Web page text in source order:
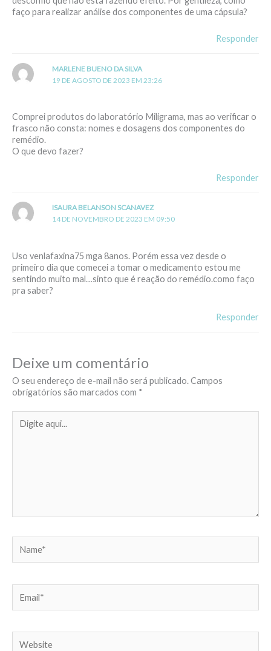
faço para realizar análise dos componentes de uma cápsula?
Responder
MARLENE BUENO DA SILVA
19 DE AGOSTO DE 2023 EM 23:26
Comprei produtos do laboratório Miligrama, mas ao verificar o
frasco não consta: nomes e dosagens dos componentes do
remédio.
O que devo fazer?
Responder
ISAURA BELANSON SCANAVEZ
14 DE NOVEMBRO DE 2023 EM 09:50
Uso venlafaxina75 mga 8anos. Porém essa vez desde o
primeiro dia que comecei a tomar o medicamento estou me
sentindo muito mal…sinto que é reação do remédio.como faço
pra saber?
Responder
Deixe um comentário
O seu endereço de e-mail não será publicado.Campos
obrigatórios são marcados com *
aqui...